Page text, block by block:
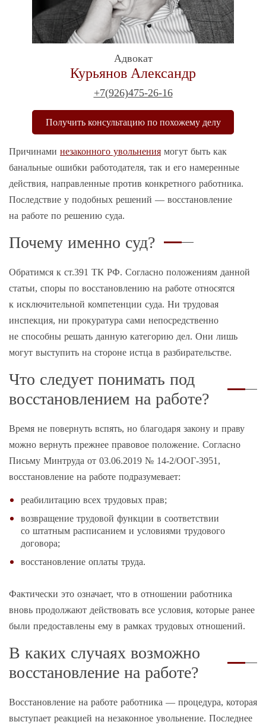
Адвокат
Курьянов Александр
+7(926)475-26-16
Получить консультацию по похожему делу
Причинами незаконного увольнения могут быть как
банальные ошибки работодателя, так и его намеренные
действия, направленные против конкретного работника.
Последствие у подобных решений — восстановление
на работе по решению суда.
Почему именно суд?
Обратимся к ст.391 ТК РФ. Согласно положениям данной
статьи, споры по восстановлению на работе относятся
к исключительной компетенции суда. Ни трудовая
инспекция, ни прокуратура сами непосредственно
не способны решать данную категорию дел. Они лишь
могут выступить на стороне истца в разбирательстве.
Что следует понимать под
восстановлением на работе?
Время не повернуть вспять, но благодаря закону и праву
можно вернуть прежнее правовое положение. Согласно
Письму Минтруда от 03.06.2019 № 14-2/ООГ-3951,
восстановление на работе подразумевает:
реабилитацию всех трудовых прав;
возвращение трудовой функции в соответствии
со штатным расписанием и условиями трудового
договора;
восстановление оплаты труда.
Фактически это означает, что в отношении работника
вновь продолжают действовать все условия, которые ранее
были предоставлены ему в рамках трудовых отношений.
В каких случаях возможно
восстановление на работе?
Восстановление на работе работника — процедура, которая
выступает реакцией на незаконное увольнение. Последнее